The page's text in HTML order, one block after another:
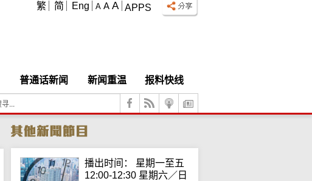
APPS
A A A
繁 简 Eng
普通话新闻 新闻重温 报料快线
播出时间： 星期一至五
12:00-12:30 星期六／日